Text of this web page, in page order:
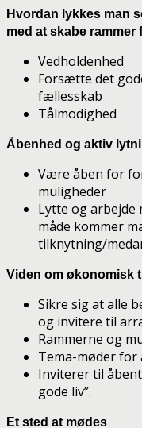
Hvordan lykkes man
med at skabe rammer
Vedholdenhed
Forsætte det
fællesskab
Tålmodighed
Åbenhed og aktiv
Være åben for
muligheder
Lytte og arbejde
måde kommer
tilknytning/
Viden om økonomisk
Sikre sig at alle
og invitere til
Rammerne og
Tema-møder for
Inviterer til
gode liv”.
Et sted at mødes